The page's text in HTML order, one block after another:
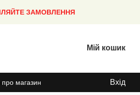
ЗАМОВЛЕННЯ
Мій кошик
про магазин Вхід